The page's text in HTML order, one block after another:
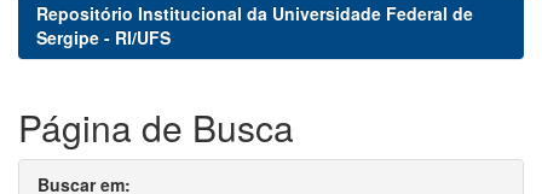
Repositório Institucional da Universidade Federal de
Sergipe - RI/UFS
Página de Busca
Buscar em: